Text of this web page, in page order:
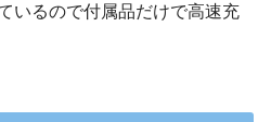
いるので付属品だけで高速充